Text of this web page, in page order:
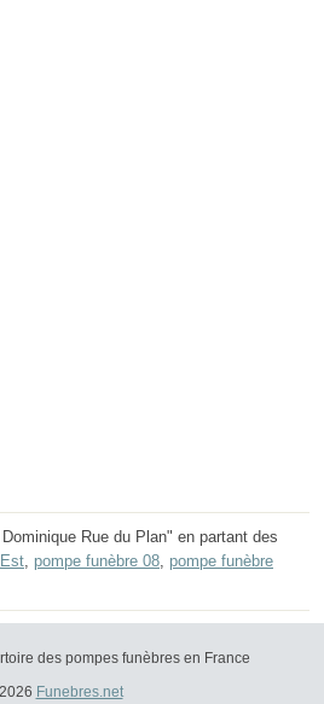
Rue du Plan" en partant des
, pompe funèbre 08, pompe funèbre
des pompes funèbres en France
Funebres.net